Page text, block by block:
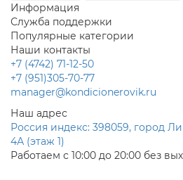
Информация
Служба поддержки
Популярные категории
Наши контакты
+7 (4742) 71-12-50
+7 (951)305-70-77
manager@kondicionerovik.ru
Наш адрес
Россия индекс: 398059, город
4А (этаж 1)
Работаем с 10:00 до 20:00 без